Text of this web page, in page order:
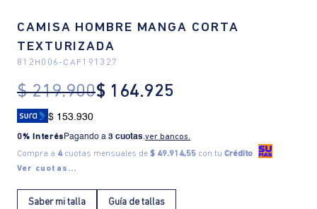
CAMISA HOMBRE MANGA CORTA
TEXTURIZADA
812H006- CAF191327
$ 219.900$ 164.925
$ 153.930
0% Interés Pagando a 3 cuotas.ver bancos.
Compra a 4cuotas mensuales de $ 49.914,55 con tu Crédito
Ver cuotas...
Saber mi talla Guía de tallas